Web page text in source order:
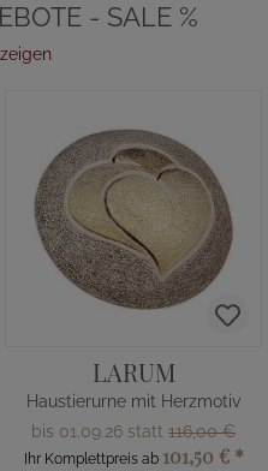
- SALE %
LARUM
Haustierurne mit Herzmotiv
bis 01.09.26 statt 116,00 €
Ihr Komplettpreis ab 101,50 € *